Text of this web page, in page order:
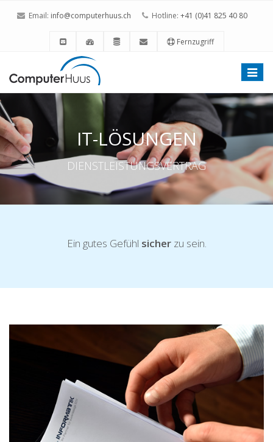
Email: info@computerhuus.ch Hotline: +41 (0)41 825 40 80
Fernzugriff
Toggle
IT-LÖSUNGEN
DIENSTLEISTUNGSVERTRAG
Ein gutes Gefühl sicherzu sein.